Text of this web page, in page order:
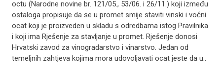
octu (Narodne novine br. 121/05., 53/06. i 26/11.) koji između
ostaloga propisuje da se u promet smije staviti vinski i voćni
ocat koji je proizveden u skladu s odredbama istog Pravilnika
i koji ima Rješenje za stavljanje u promet. Rješenje donosi
Hrvatski zavod za vinogradarstvo i vinarstvo. Jedan od
temeljnih zahtjeva kojima mora udovoljavati ocat jeste da u..